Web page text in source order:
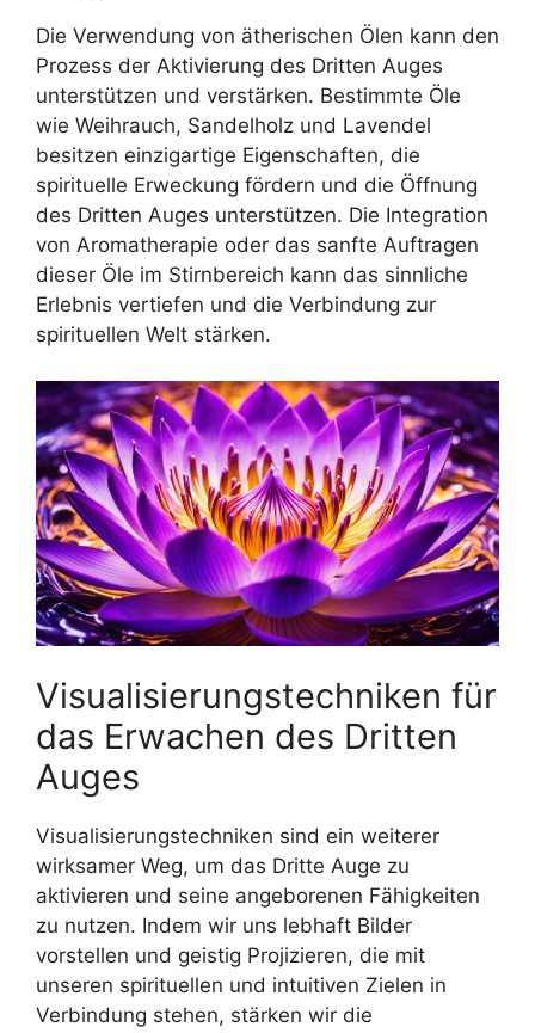
Die Verwendung von ätherischen Ölen kann den
Prozess der Aktivierung des Dritten Auges
unterstützen und verstärken. Bestimmte Öle
wie Weihrauch, Sandelholz und Lavendel
besitzen einzigartige Eigenschaften, die
spirituelle Erweckung fördern und die Öffnung
des Dritten Auges unterstützen. Die Integration
von Aromatherapie oder das sanfte Auftragen
dieser Öle im Stirnbereich kann das sinnliche
Erlebnis vertiefen und die Verbindung zur
spirituellen Welt stärken.
Visualisierungstechniken für
das Erwachen des Dritten
Auges
Visualisierungstechniken sind ein weiterer
wirksamer Weg, um das Dritte Auge zu
aktivieren und seine angeborenen Fähigkeiten
zu nutzen. Indem wir uns lebhaft Bilder
vorstellen und geistig Projizieren, die mit
unseren spirituellen und intuitiven Zielen in
Verbindung stehen, stärken wir die